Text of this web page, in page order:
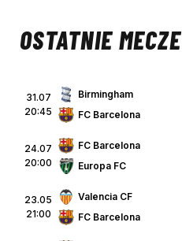
OSTATNIE MECZE
31.07
20:45
Birmingham
FC Barcelona
24.07
20:00
FC Barcelona
Europa FC
23.05
21:00
Valencia CF
FC Barcelona